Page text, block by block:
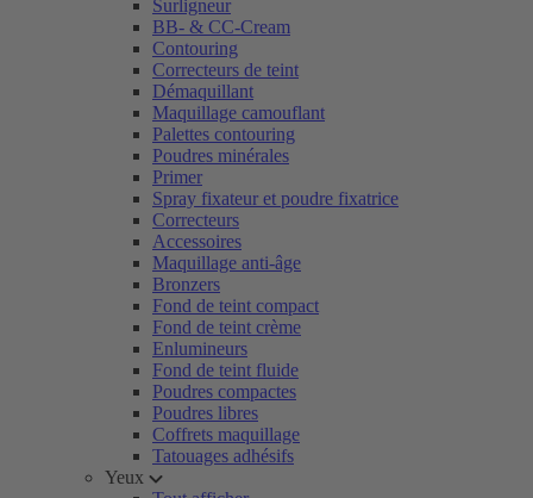
Surligneur
BB- & CC-Cream
Contouring
Correcteurs de teint
Démaquillant
Maquillage camouflant
Palettes contouring
Poudres minérales
Primer
Spray fixateur et poudre fixatrice
Correcteurs
Accessoires
Maquillage anti-âge
Bronzers
Fond de teint compact
Fond de teint crème
Enlumineurs
Fond de teint fluide
Poudres compactes
Poudres libres
Coffrets maquillage
Tatouages adhésifs
Yeux